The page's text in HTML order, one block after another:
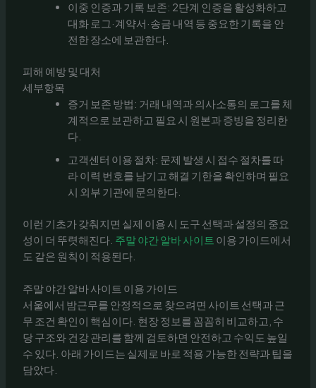
이중 인증과 기록 보존: 2단계 인증을 활성화하고
대화 로그·계약서·송금 내역 등 중요한 기록을 안
전한 장소에 보관한다.
피해 예방 및 대처
세부항목
증거 보존 방법: 거래 내역과 의사소통의 로그를 체
계적으로 보관하고 필요 시 원본과 증빙을 정리한
다.
고객센터 이용 절차: 문제 발생 시 접수 절차를 따
라 이력 번호를 남기고 해결 기한을 확인하며 필요
시 외부 기관에 문의한다.
이런 기초가 갖춰지면 실제 이용 시 도구 선택과 설정의 중요
성이 더 뚜렷해진다. 주말 야간 알바 사이트 이용 가이드에서
도 같은 원칙이 적용된다.
주말 야간 알바 사이트 이용 가이드
서울에서 밤근무를 안정적으로 찾으려면 사이트 선택과 근
무 조건 확인이 핵심이다. 현장 정보를 꼼꼼히 비교하고, 수
당 구조와 건강 관리를 함께 검토하면 안전하고 수익도 높일
수 있다. 아래 가이드는 실제로 바로 적용 가능한 전략과 팁을
담았다.